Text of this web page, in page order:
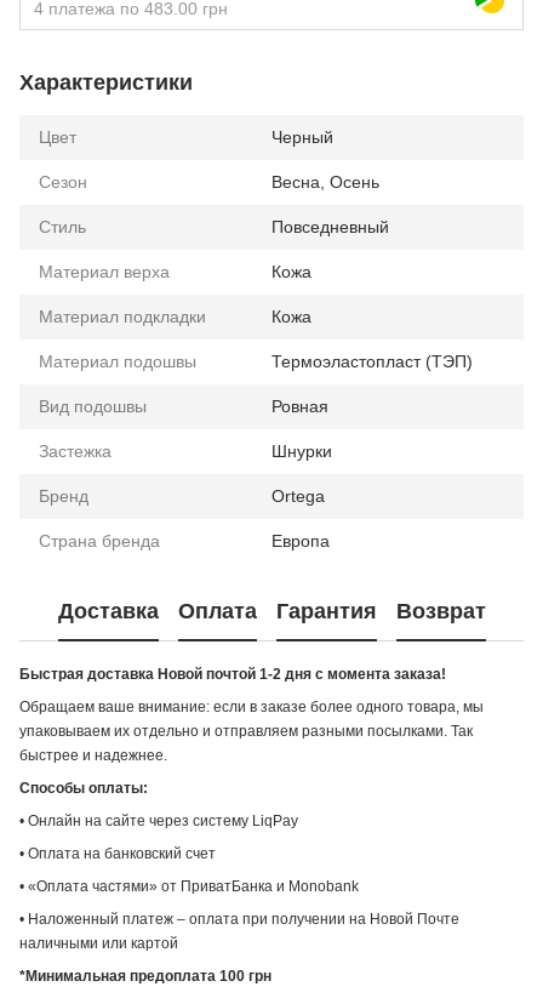
4 платежа по 483.00 грн
Характеристики
Цвет Черный
Сезон Весна, Осень
Стиль Повседневный
Материал верха Кожа
Материал подкладки Кожа
Материал подошвы Термоэластопласт (ТЭП)
Вид подошвы Ровная
Застежка Шнурки
Бренд Ortega
Страна бренда Европа
Доставка Оплата Гарантия Возврат
Быстрая доставка Новой почтой 1-2 дня с момента заказа!
Обращаем ваше внимание: если в заказе более одного товара, мы
упаковываем их отдельно и отправляем разными посылками. Так
быстрее и надежнее.
Способы оплаты:
• Онлайн на сайте через систему LiqPay
• Оплата на банковский счет
• «Оплата частями» от ПриватБанка и Monobank
• Наложенный платеж – оплата при получении на Новой Почте
наличными или картой
*Минимальная предоплата 100 грн